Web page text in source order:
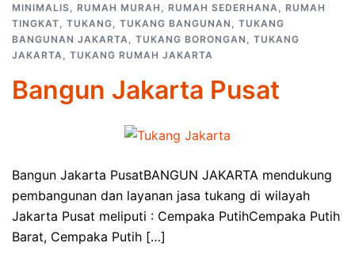
MINIMALIS
RUMAH MURAH RUMAH SEDERHANA
RUMAH
TINGKAT
TUKANG TUKANG BANGUNAN
TUKANG
BANGUNAN JAKARTA
TUKANG BORONGAN
TUKANG
JAKARTA
TUKANG RUMAH JAKARTA
Bangun Jakarta Pusat
Bangun Jakarta PusatBANGUN JAKARTA mendukung
pembangunan dan layanan jasa tukang di wilayah
Jakarta Pusat meliputi : Cempaka PutihCempaka Putih
Barat, Cempaka Putih […]